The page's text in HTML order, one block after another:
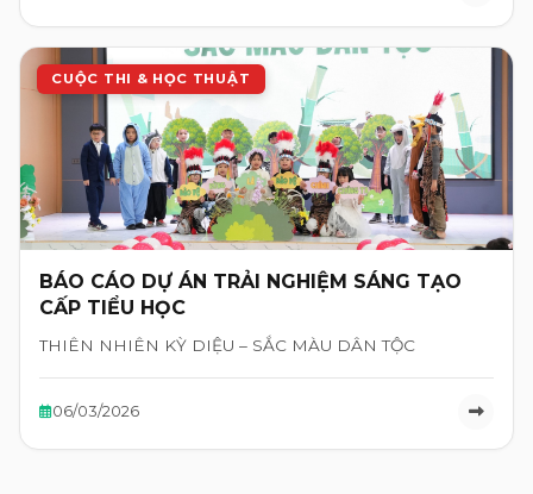
CUỘC THI & HỌC THUẬT
BÁO CÁO DỰ ÁN TRẢI NGHIỆM SÁNG TẠO
CẤP TIỂU HỌC
THIÊN NHIÊN KỲ DIỆU – SẮC MÀU DÂN TỘC
06/03/2026